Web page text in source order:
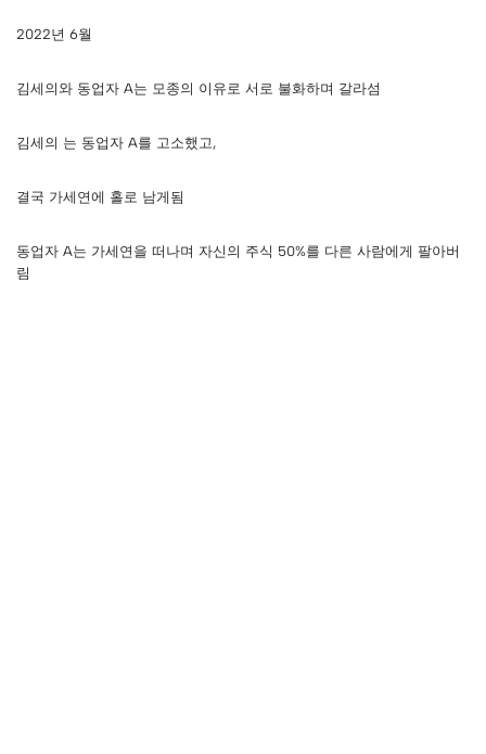
2022년 6월
김세의와 동업자 A는 모종의 이유로 서로 불화하며 갈라섬
김세의 는 동업자 A를 고소했고,
결국 가세연에 홀로 남게됨
동업자 A는 가세연을 떠나며 자신의 주식 50%를 다른 사람에게 팔아버
림